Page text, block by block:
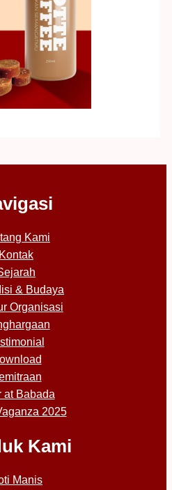
Kami
Kontak
& Budaya
Organisasi
at Babada
2025
Kami
Manis